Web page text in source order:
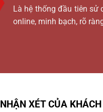
Là hệ thống đầu tiên sử
online, minh bạch, rõ
NHẬN XÉT CỦA